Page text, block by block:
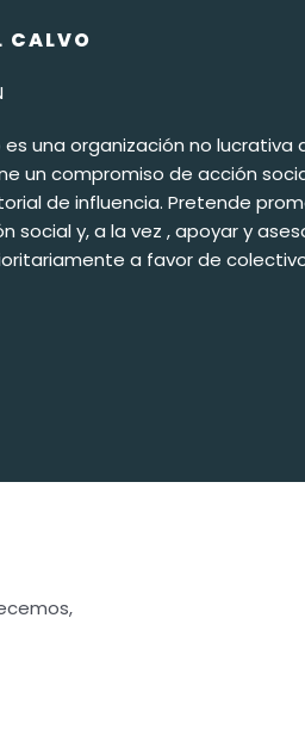
CALVO
es una organización no lucrativa
un compromiso de acción
de influencia. Pretende
social y, a la vez , apoyar y
a favor de